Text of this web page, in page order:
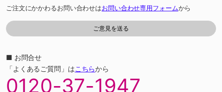
ご注文にかかわるお問い合わせはお問い合わせ専用フォームから
■ お問合せ
「よくあるご質問」はこちらから
0120-37-1947